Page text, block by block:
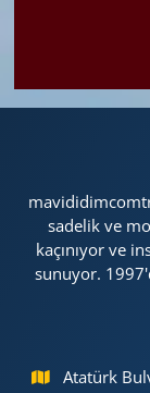
sadelik ve
kaçınıyor ve
sunuyor.
Atatürk